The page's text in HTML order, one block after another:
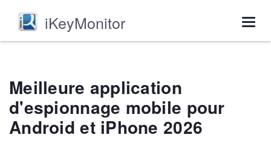
iKeyMonitor
Meilleure application
d'espionnage mobile pour
Android et iPhone 2026